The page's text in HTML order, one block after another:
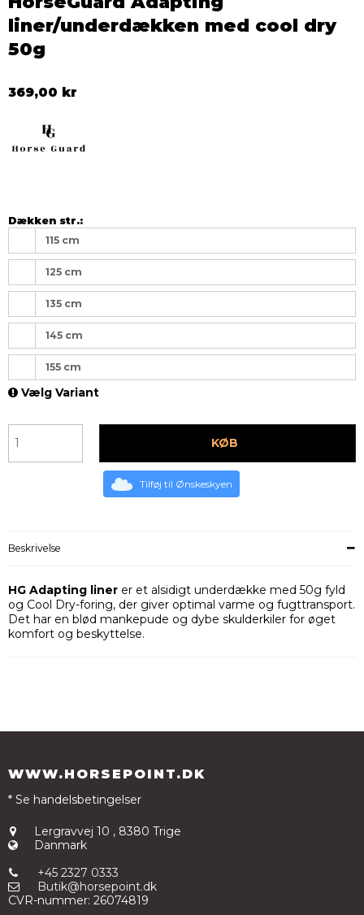
liner/underdækken med cool dry
50g
369,00 kr
Dækken str.:
115 cm
125 cm
135 cm
145 cm
155 cm
Vælg Variant
KØB
Tilføj til Ønskeskyen
Beskrivelse
HG Adapting liner er et alsidigt underdække med 50g fyld
og Cool Dry-foring, der giver optimal varme og fugttransport.
Det har en blød mankepude og dybe skulderkiler for øget
komfort og beskyttelse.
WWW.HORSEPOINT.DK
* Se handelsbetingelser
Lergravvej 10 , 8380 Trige
Danmark
+45 2327 0333
Butik@horsepoint.dk
CVR-nummer: 26074819